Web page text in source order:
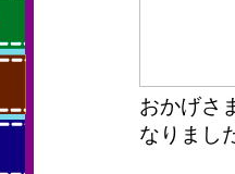
おかげさ
なりまし